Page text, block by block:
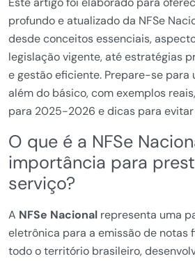
profundo e atualizado da NFSe
desde conceitos essenciais,
legislação vigente, até estratégias
e gestão eficiente. Prepare-se para
além do básico, com exemplos
para 2025-2026 e dicas para evitar
O que é a NFSe
importância para
serviço?
A NFSe Nacional representa uma
eletrônica para a emissão de notas
todo o território brasileiro,